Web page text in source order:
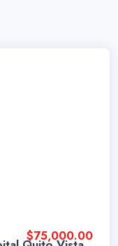
$75,000.00